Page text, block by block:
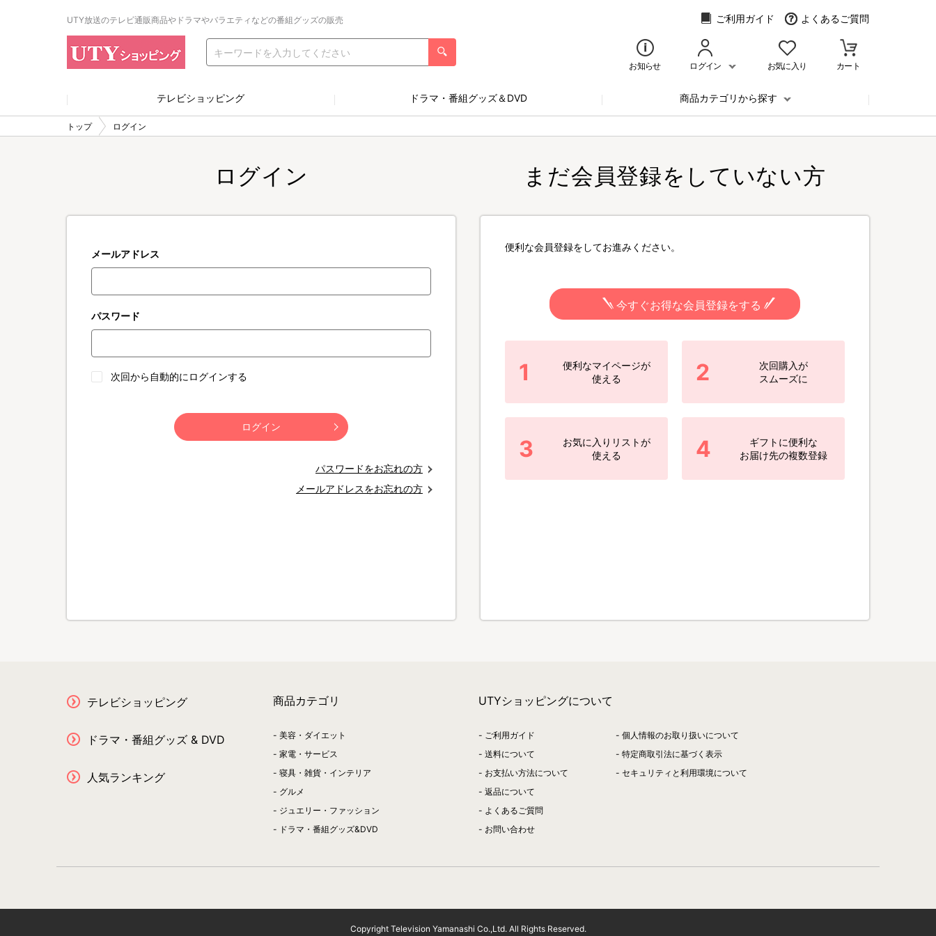
UTY放送のテレビ通販商品やドラマやバラエティなどの番組グッズの販売 ご利用ガイド よくあるご質問
お知らせ ログイン お気に入り カート
テレビショッピング ドラマ・番組グッズ＆DVD 商品カテゴリから探す
トップ ログイン
ログイン
メールアドレス
パスワード
次回から自動的にログインする
ログイン
パスワードをお忘れの方
メールアドレスをお忘れの方
まだ会員登録をしていない方
便利な会員登録をしてお進みください。
今すぐお得な会員登録をする
1
便利なマイページが
使える
2
次回購入が
スムーズに
3
お気に入りリストが
使える
4
ギフトに便利な
お届け先の複数登録
テレビショッピング
ドラマ・番組グッズ & DVD
人気ランキング
商品カテゴリ
美容・ダイエット
家電・サービス
寝具・雑貨・インテリア
グルメ
ジュエリー・ファッション
ドラマ・番組グッズ&DVD
UTYショッピングについて
ご利用ガイド
送料について
お支払い方法について
返品について
よくあるご質問
お問い合わせ
個人情報のお取り扱いについて
特定商取引法に基づく表示
セキュリティと利用環境について
Copyright Television Yamanashi Co.,Ltd. All Rights Reserved.